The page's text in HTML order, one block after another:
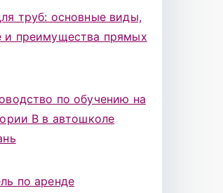
труб: основные виды,
и преимущества прямых
по обучению на
B в автошколе
по аренде